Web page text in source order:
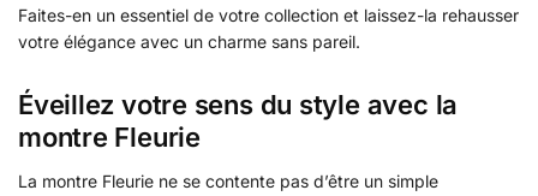
Faites-en un essentiel de votre collection et laissez-la rehausser
votre élégance avec un charme sans pareil.
Éveillez votre sens du style avec la
montre Fleurie
La montre Fleurie ne se contente pas d’être un simple